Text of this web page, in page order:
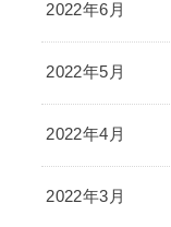
2022年6月
2022年5月
2022年4月
2022年3月